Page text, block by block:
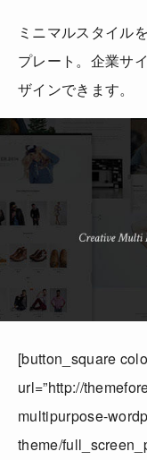
ミニマルスタイル
プレート。企業サ
ザインできます。
[button_square
url=”http://
multipurpose-
theme/